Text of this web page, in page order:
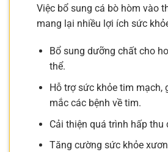
Việc bổ sung cá bò hòm vào
mang lại nhiều lợi ích sức
Bổ sung dưỡng chất cho
thể.
Hỗ trợ sức khỏe tim mạch,
mắc các bệnh về tim.
Cải thiện quá trình hấp thu
Tăng cường sức khỏe